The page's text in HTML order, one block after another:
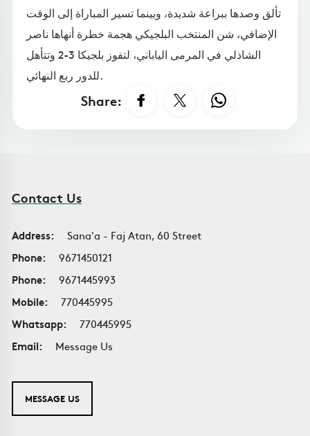
تألق وصدها ببراعة شديدة، وبينما تسير المباراة إلى الوقت
الإضافي، شن المنتخب البلجيكي هجمة خطرة أنهاها ناصر
الشاذلي في المرمى الياباني، لتفوز بلجيكا 3-2 وتتأهل
للدور ربع النهائي.
Share:
Contact Us
Address:
Sana'a - Faj Atan, 60 Street
Phone:
9671450121
Phone:
9671445993
Mobile:
770445995
Whatsapp:
770445995
Email:
Message Us
MESSAGE US